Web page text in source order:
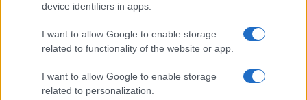
device identifiers in apps.
I want to allow Google to enable storage
related to functionality of the website or app.
I want to allow Google to enable storage
related to personalization.
Auto a noleggio a Cortina d’Ampezzo: soluzioni
Scopri il paradiso degli sport invernali nella
Bob Dylan in concerto: date e luoghi delle esibizioni